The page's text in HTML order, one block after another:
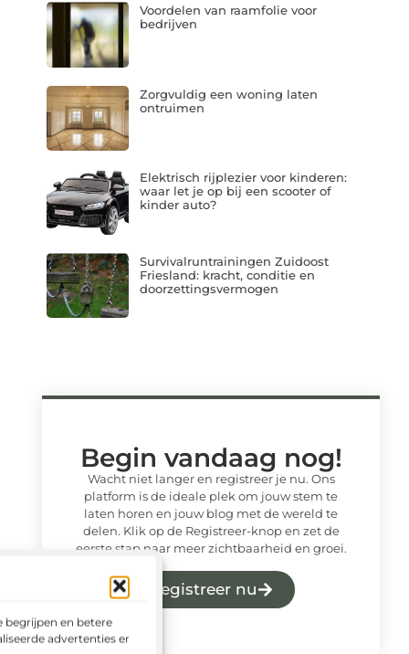
begrijpen en betere
advertenties en het
Voordelen van raamfolie voor
bedrijven
Zorgvuldig een woning laten
ontruimen
Elektrisch rijplezier voor kinderen:
waar let je op bij een scooter of
kinder auto?
Survivalruntrainingen Zuidoost
Friesland: kracht, conditie en
doorzettingsvermogen
Begin vandaag nog!
Wacht niet langer en registreer je nu. Ons
platform is de ideale plek om jouw stem te
laten horen en jouw blog met de wereld te
delen. Klik op de Registreer-knop en zet de
eerste stap naar meer zichtbaarheid en groei.
Registreer nu